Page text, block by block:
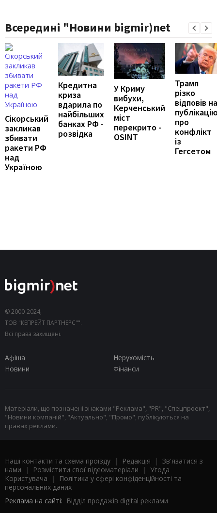
Всередині "Новини bigmir)net
Сікорський
закликав
збивати
ракети РФ
над
Україною
Кредитна
криза
вдарила по
найбільших
банках РФ -
розвідка
У Криму
вибухи,
Керченський
міст
перекрито -
OSINT
Трамп
різко
відповів на
про
конфлікт
із
Гегсетом
© 2000-2024,
ТОВ "КЕПРЕЙТ ПАРТНЕРС"".
Всі права захищені.
Афіша
Нерухомість
Новини
Фінанси
Матеріали, що позначені знаками "Реклама", "PR", "Спецпроект",
"Новини компаній", "Актуально", "Промо", публікуються на
правах реклами.
Наші контакти та схема проїзду | Редакція | Зв'язатися з
нами | Розмістити свої відеоматеріали | Угода
Користувача |
Політика у сфері конфіденційності та
персональних даних
Реклама на сайті: Відділ продажів digital реклами